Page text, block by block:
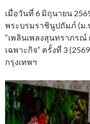
เมื่อวันที่ 6 มิถุนายน
พระบรมราชินูปถัมภ์ (ม.
“เพลินเพลงสุนทราภร
เฉพาะกิจ” ครั้งที่ 3
กรุงเทพฯ